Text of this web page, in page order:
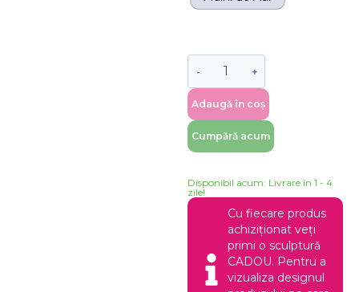
Adaugă în coș
Cumpără acum
Disponibil acum: Livrare în 1 - 4
zile!
Cu fiecare produs
achiziționat veți
primi o sculptură
CADOU. Pentru a
vizualiza designul